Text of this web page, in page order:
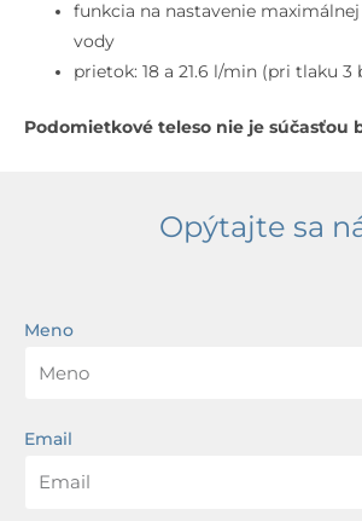
funkcia na nastavenie
vody
prietok: 18 a 21.6 l/min (pri tlaku 3
Podomietkové teleso nie je súčasťou
Opýtajte sa
Meno
Email